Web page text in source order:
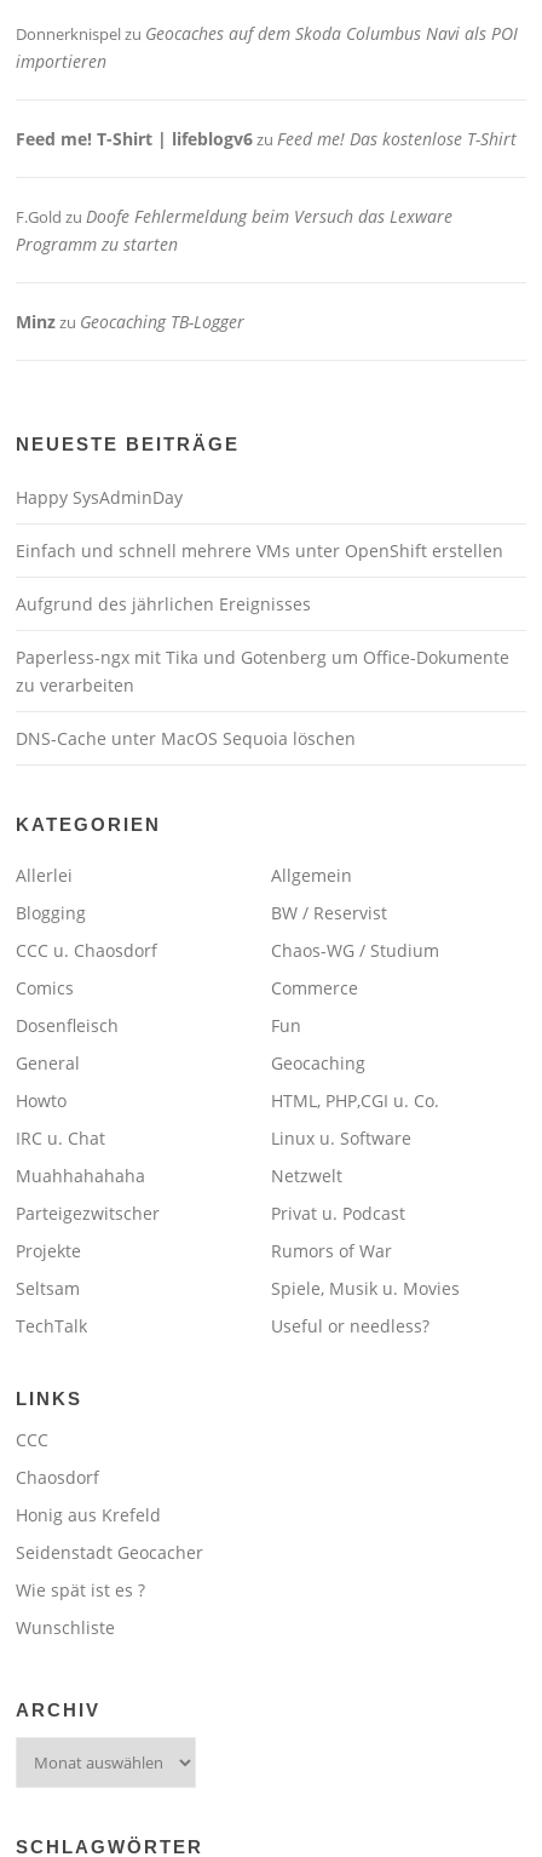
Donnerknispelzu Geocaches auf dem Skoda Columbus Navi als POI
importieren
Feed me! T-Shirt | lifeblogv6zuFeed me! Das kostenlose T-Shirt
F.Gold zuDoofe Fehlermeldung beim Versuch das Lexware
Programm zu starten
Minzzu Geocaching TB-Logger
NEUESTE BEITRÄGE
Happy SysAdminDay
Einfach und schnell mehrere VMs unter OpenShift erstellen
Aufgrund des jährlichen Ereignisses
Paperless-ngx mit Tika und Gotenberg um Office-Dokumente
zu verarbeiten
DNS-Cache unter MacOS Sequoia löschen
KATEGORIEN
Allerlei
Allgemein
Blogging
BW / Reservist
CCC u. Chaosdorf
Chaos-WG / Studium
Comics
Commerce
Dosenfleisch
Fun
General
Geocaching
Howto
HTML, PHP,CGI u. Co.
IRC u. Chat
Linux u. Software
Muahhahahaha
Netzwelt
Parteigezwitscher
Privat u. Podcast
Projekte
Rumors of War
Seltsam
Spiele, Musik u. Movies
TechTalk
Useful or needless?
LINKS
CCC
Chaosdorf
Honig aus Krefeld
Seidenstadt Geocacher
Wie spät ist es ?
Wunschliste
ARCHIV
SCHLAGWÖRTER